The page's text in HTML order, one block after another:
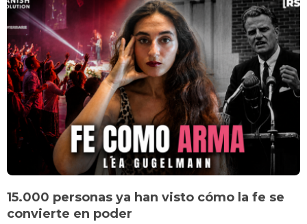
15.000 personas ya han visto cómo la fe se
convierte en poder